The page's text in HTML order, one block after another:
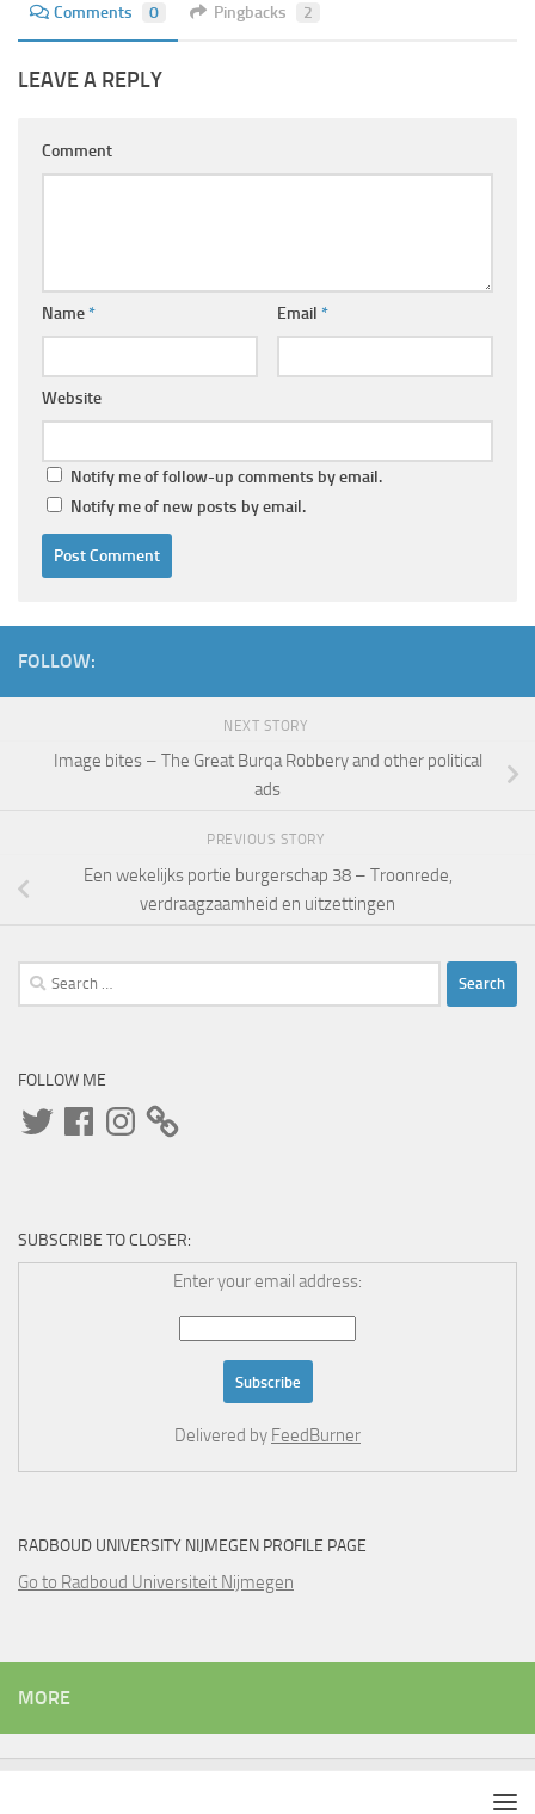
Comments 0 Pingbacks 2
LEAVE A REPLY
Comment
Name* Email *
Website
Notify me of follow-up comments by email.
Notify me of new posts by email.
FOLLOW:
NEXT STORY
Image bites – The Great Burqa Robbery and other political
ads
PREVIOUS STORY
Een wekelijks portie burgerschap 38 – Troonrede,
verdraagzaamheid en uitzettingen
Search
for:
FOLLOW ME
TwitterFacebookInstagram
SUBSCRIBE TO CLOSER:
Enter your email address:
Delivered by FeedBurner
RADBOUD UNIVERSITY NIJMEGEN PROFILE PAGE
Go to Radboud Universiteit Nijmegen
MORE